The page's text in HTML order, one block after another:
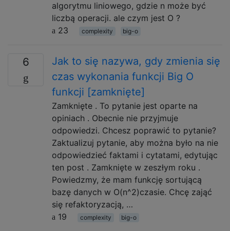
algorytmu liniowego, gdzie n może być
liczbą operacji. ale czym jest O ?
23
complexity big-o
6
Jak to się nazywa, gdy zmienia się
czas wykonania funkcji Big O
funkcji [zamknięte]
Zamknięte . To pytanie jest oparte na
opiniach . Obecnie nie przyjmuje
odpowiedzi. Chcesz poprawić to pytanie?
Zaktualizuj pytanie, aby można było na nie
odpowiedzieć faktami i cytatami, edytując
ten post . Zamknięte w zeszłym roku .
Powiedzmy, że mam funkcję sortującą
bazę danych w O(n^2)czasie. Chcę zająć
się refaktoryzacją, …
19
complexity big-o